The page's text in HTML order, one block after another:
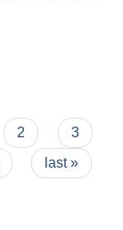
2
3
last »